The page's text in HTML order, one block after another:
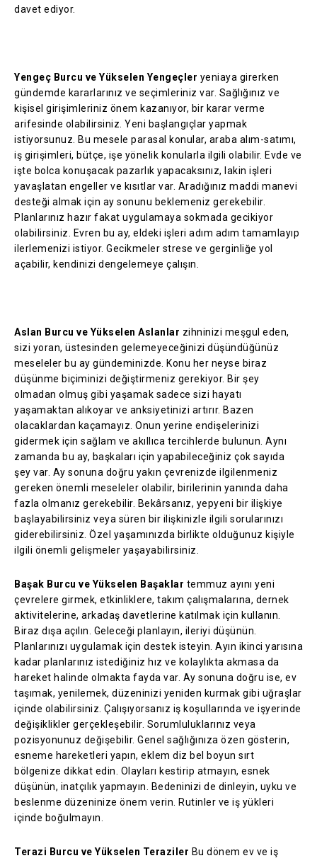
davet ediyor.
Yengeç Burcu ve Yükselen Yengeçler yeniaya girerken
gündemde kararlarınız ve seçimleriniz var. Sağlığınız ve
kişisel girişimleriniz önem kazanıyor, bir karar verme
arifesinde olabilirsiniz. Yeni başlangıçlar yapmak
istiyorsunuz. Bu mesele parasal konular, araba alım-satımı,
iş girişimleri, bütçe, işe yönelik konularla ilgili olabilir. Evde ve
işte bolca konuşacak pazarlık yapacaksınız, lakin işleri
yavaşlatan engeller ve kısıtlar var. Aradığınız maddi manevi
desteği almak için ay sonunu beklemeniz gerekebilir.
Planlarınız hazır fakat uygulamaya sokmada gecikiyor
olabilirsiniz. Evren bu ay, eldeki işleri adım adım tamamlayıp
ilerlemenizi istiyor. Gecikmeler strese ve gerginliğe yol
açabilir, kendinizi dengelemeye çalışın.
Aslan Burcu ve Yükselen Aslanlar zihninizi meşgul eden,
sizi yoran, üstesinden gelemeyeceğinizi düşündüğünüz
meseleler bu ay gündeminizde. Konu her neyse biraz
düşünme biçiminizi değiştirmeniz gerekiyor. Bir şey
olmadan olmuş gibi yaşamak sadece sizi hayatı
yaşamaktan alıkoyar ve anksiyetinizi artırır. Bazen
olacaklardan kaçamayız. Onun yerine endişelerinizi
gidermek için sağlam ve akıllıca tercihlerde bulunun. Aynı
zamanda bu ay, başkaları için yapabileceğiniz çok sayıda
şey var. Ay sonuna doğru yakın çevrenizde ilgilenmeniz
gereken önemli meseleler olabilir, birilerinin yanında daha
fazla olmanız gerekebilir. Bekârsanız, yepyeni bir ilişkiye
başlayabilirsiniz veya süren bir ilişkinizle ilgili sorularınızı
giderebilirsiniz. Özel yaşamınızda birlikte olduğunuz kişiyle
ilgili önemli gelişmeler yaşayabilirsiniz.
Başak Burcu ve Yükselen Başaklar temmuz ayını yeni
çevrelere girmek, etkinliklere, takım çalışmalarına, dernek
aktivitelerine, arkadaş davetlerine katılmak için kullanın.
Biraz dışa açılın. Geleceği planlayın, ileriyi düşünün.
Planlarınızı uygulamak için destek isteyin. Ayın ikinci yarısına
kadar planlarınız istediğiniz hız ve kolaylıkta akmasa da
hareket halinde olmakta fayda var. Ay sonuna doğru ise, ev
taşımak, yenilemek, düzeninizi yeniden kurmak gibi uğraşlar
içinde olabilirsiniz. Çalışıyorsanız iş koşullarında ve işyerinde
değişiklikler gerçekleşebilir. Sorumluluklarınız veya
pozisyonunuz değişebilir. Genel sağlığınıza özen gösterin,
esneme hareketleri yapın, eklem diz bel boyun sırt
bölgenize dikkat edin. Olayları kestirip atmayın, esnek
düşünün, inatçılık yapmayın. Bedeninizi de dinleyin, uyku ve
beslenme düzeninize önem verin. Rutinler ve iş yükleri
içinde boğulmayın.
Terazi Burcu ve Yükselen Teraziler Bu dönem ev ve iş